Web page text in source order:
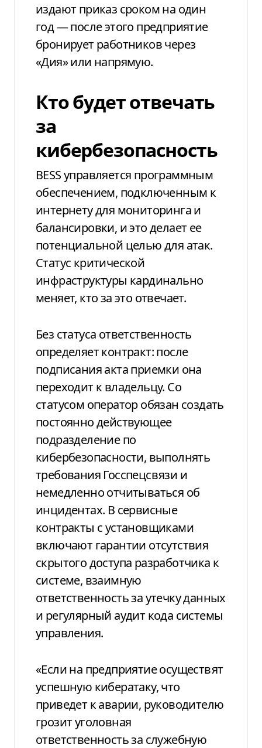
издают приказ сроком на один
год — после этого предприятие
бронирует работников через
«Дия» или напрямую.
Кто будет отвечать
за
кибербезопасность
BESS управляется программным
обеспечением, подключенным к
интернету для мониторинга и
балансировки, и это делает ее
потенциальной целью для атак.
Статус критической
инфраструктуры кардинально
меняет, кто за это отвечает.
Без статуса ответственность
определяет контракт: после
подписания акта приемки она
переходит к владельцу. Со
статусом оператор обязан создать
постоянно действующее
подразделение по
кибербезопасности, выполнять
требования Госспецсвязи и
немедленно отчитываться об
инцидентах. В сервисные
контракты с установщиками
включают гарантии отсутствия
скрытого доступа разработчика к
системе, взаимную
ответственность за утечку данных
и регулярный аудит кода системы
управления.
«Если на предприятие осуществят
успешную кибератаку, что
приведет к аварии, руководителю
грозит уголовная
ответственность за служебную